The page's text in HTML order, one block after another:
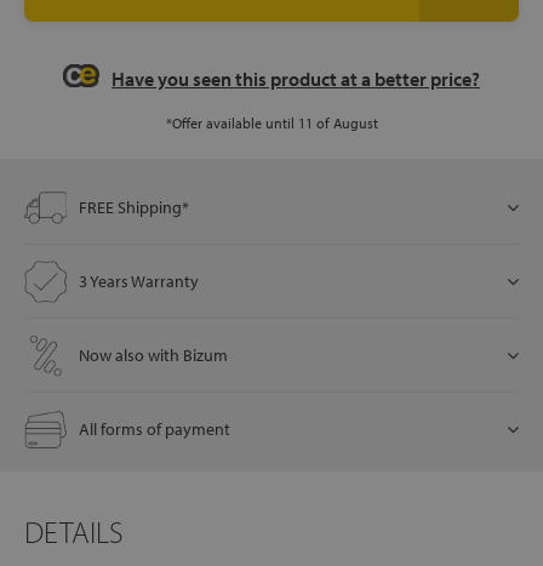
Have you seen this product at a better price?
*Offer available until 11 of August
FREE Shipping*
3 Years Warranty
Now also with Bizum
All forms of payment
DETAILS